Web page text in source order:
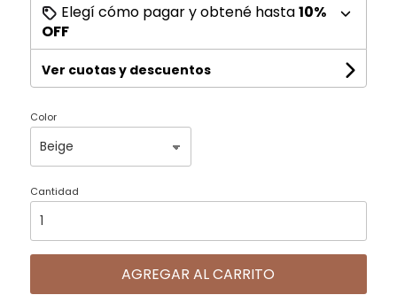
Elegí cómo pagar y obtené hasta10%
OFF
Ver cuotas y descuentos
Color
Cantidad
AGREGAR AL CARRITO